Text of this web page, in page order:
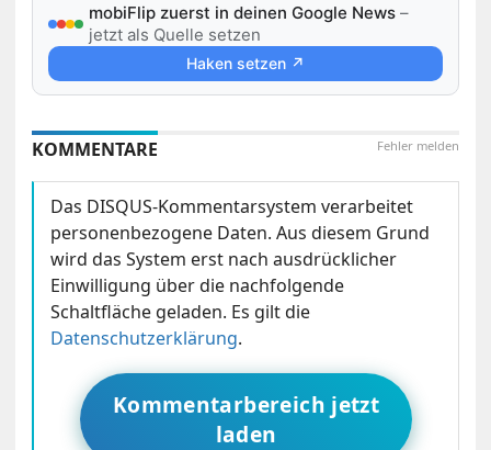
mobiFlip zuerst in deinen Google News –
jetzt als Quelle setzen
Haken setzen ↗
Fehler melden
KOMMENTARE
Das DISQUS-Kommentarsystem verarbeitet
personenbezogene Daten. Aus diesem Grund
wird das System erst nach ausdrücklicher
Einwilligung über die nachfolgende
Schaltfläche geladen. Es gilt die
Datenschutzerklärung.
Kommentarbereich jetzt
laden